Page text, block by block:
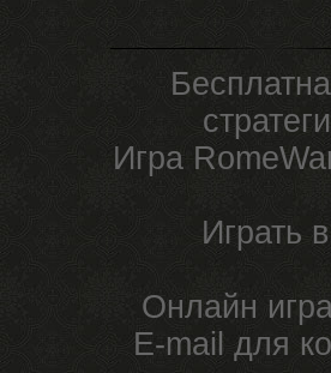
Игра
Играть
Онлайн
E-mail для